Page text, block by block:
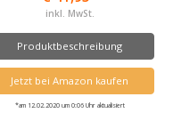
inkl. MwSt.
Produktbeschreibung
Jetzt bei Amazon kaufen
*am 12.02.2020 um 0:06 Uhr aktualisiert